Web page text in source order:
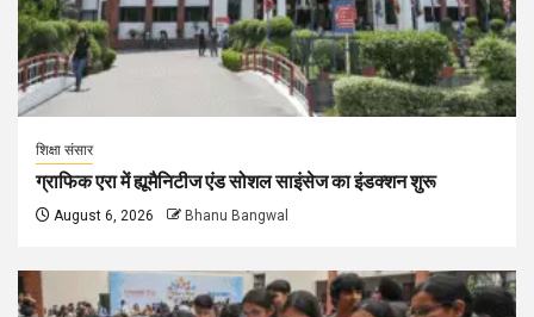
शिक्षा संसार
ग्राफिक एरा में ह्यूमैनिटीज एंड सोशल साइंसेज का इंडक्शन शुरू
August 6, 2026 Bhanu Bangwal